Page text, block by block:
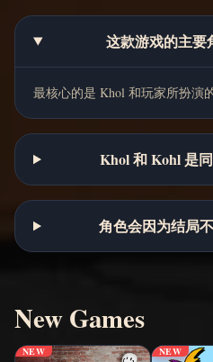
这款游戏的主要
最核心的是 Khol 和玩家所扮演
Khol 和 Kohl 是
角色会因为结局
New Games
NEW NEW